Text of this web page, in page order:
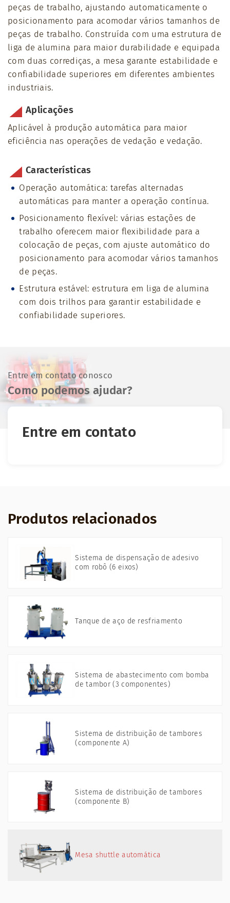
peças de trabalho, ajustando automaticamente o
posicionamento para acomodar vários tamanhos de
peças de trabalho. Construída com uma estrutura de
liga de alumina para maior durabilidade e equipada
com duas corrediças, a mesa garante estabilidade e
confiabilidade superiores em diferentes ambientes
industriais.
Aplicações
Aplicável à produção automática para maior
eficiência nas operações de vedação e vedação.
Características
Operação automática: tarefas alternadas
automáticas para manter a operação contínua.
Posicionamento flexível: várias estações de
trabalho oferecem maior flexibilidade para a
colocação de peças, com ajuste automático do
posicionamento para acomodar vários tamanhos
de peças.
Estrutura estável: estrutura em liga de alumina
com dois trilhos para garantir estabilidade e
confiabilidade superiores.
Entre em contato conosco
Como podemos ajudar?
Entre em contato
Produtos relacionados
Sistema de dispensação de adesivo
com robô (6 eixos)
Tanque de aço de resfriamento
Sistema de abastecimento com bomba
de tambor (3 componentes)
Sistema de distribuição de tambores
(componente A)
Sistema de distribuição de tambores
(componente B)
Mesa shuttle automática